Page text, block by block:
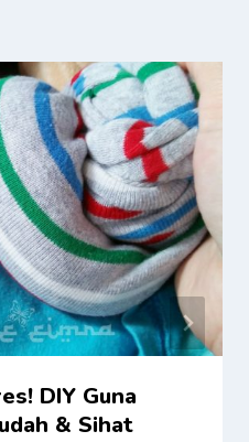
DIY Guna
& Sihat